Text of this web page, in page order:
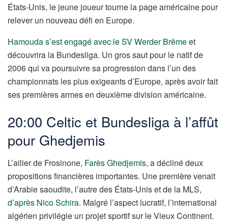
États-Unis, le jeune joueur tourne la page américaine pour
relever un nouveau défi en Europe.
Hamouda s’est engagé avec le SV Werder Brêmeet
découvrira la Bundesliga. Un gros saut pour le natif de
2006 qui va poursuivre sa progression dans l’un des
championnats les plus exigeants d’Europe, après avoir fait
ses premières armes en deuxième division américaine.
20:00 Celtic et Bundesliga à l’affût
pour Ghedjemis
L’ailier de Frosinone, Farès Ghedjemis, a décliné deux
propositions financières importantes. Une première venait
d’Arabie saoudite, l’autre des États-Unis et de la MLS,
d’après Nico Schira. Malgré l’aspect lucratif, l’international
algérien privilégie un projet sportif sur le Vieux Continent.